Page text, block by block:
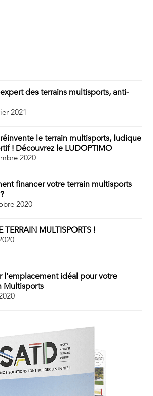
des terrains multisports, anti-
2021
le terrain multisports, ludique
! Découvrez le LUDOPTIMO
2020
financer votre terrain multisports
2020
TERRAIN MULTISPORTS !
l’emplacement idéal pour votre
Multisports